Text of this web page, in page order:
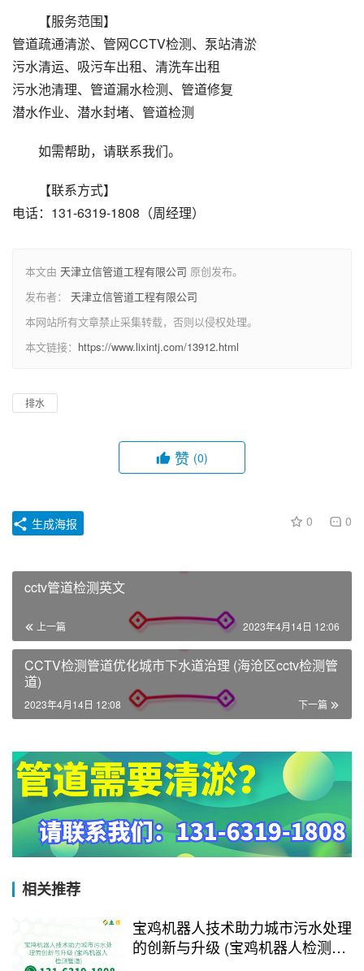
【服务范围】
管道疏通清淤、管网CCTV检测、泵站清淤
污水清运、吸污车出租、清洗车出租
污水池清理、管道漏水检测、管道修复
潜水作业、潜水封堵、管道检测
如需帮助，请联系我们。
【联系方式】
电话：131-6319-1808（周经理）
本文由 天津立信管道工程有限公司 原创发布。
发布者： 天津立信管道工程有限公司
本网站所有文章禁止采集转载，否则以侵权处理。
本文链接： https://www.lixintj.com/13912.html
排水
赞 (0)
0 0
生成海报
cctv管道检测英文
上一篇 2023年4月14日 12:06
CCTV检测管道优化城市下水道治理 (海沧区cctv检测管
道)
下一篇
2023年4月14日 12:08
相关推荐
宝鸡机器人技术助力城市污水处理
的创新与升级 (宝鸡机器人检测管